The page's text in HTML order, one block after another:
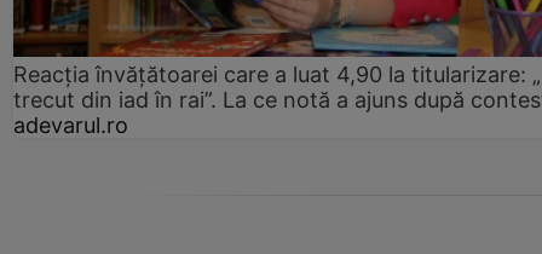
Reacția învățătoarei care a luat 4,90 la titularizare:
trecut din iad în rai”. La ce notă a ajuns după
adevarul.ro